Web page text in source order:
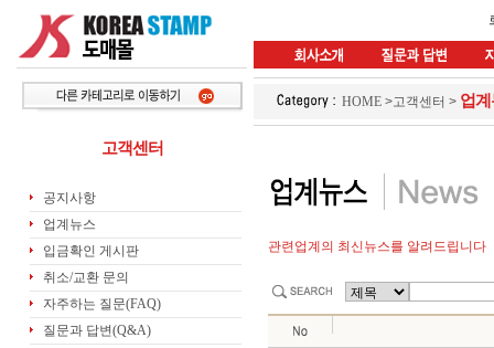
고객센터
공지사항
업계뉴스
입금확인 게시판
취소/교환 문의
자주하는 질문(FAQ)
질문과 답변(Q&A)
HOME >고객센터 > 업
관련업계의 최신뉴스를 알려드립니다